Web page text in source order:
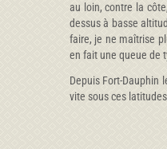
au loin, contre la
dessus à basse
faire, je ne maîtrise
en fait une queue de
Depuis Fort-
vite sous ces